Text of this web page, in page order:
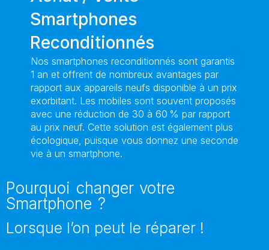
Smartphones
Reconditionnés
Nos smartphones reconditionnés sont garantis
1 an et offrent de nombreux avantages par
rapport aux appareils neufs disponible à un prix
exorbitant. Les mobiles sont souvent proposés
avec une réduction de 30 à 60 % par rapport
au prix neuf. Cette solution est également plus
écologique, puisque vous donnez une seconde
vie à un smartphone.
Pourquoi changer votre
Smartphone ?
Lorsque l’on peut le réparer !